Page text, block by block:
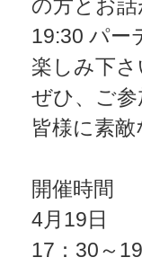
の方とお
19:30 パー
楽しみ下
ぜひ、ご
皆様に素
開催時間
4月19日
17：30～